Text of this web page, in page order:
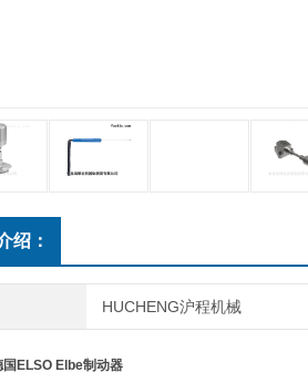
绍：
HUCHENG沪程机械
国ELSO Elbe制动器